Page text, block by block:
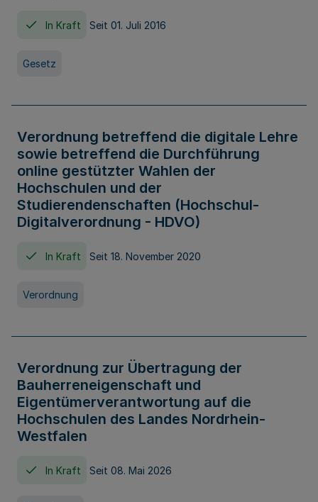
In Kraft Seit 01. Juli 2016
Gesetz
Verordnung betreffend die digitale Lehre
sowie betreffend die Durchführung
online gestützter Wahlen der
Hochschulen und der
Studierendenschaften (Hochschul-
Digitalverordnung - HDVO)
In Kraft Seit 18. November 2020
Verordnung
Verordnung zur Übertragung der
Bauherreneigenschaft und
Eigentümerverantwortung auf die
Hochschulen des Landes Nordrhein-
Westfalen
In Kraft Seit 08. Mai 2026